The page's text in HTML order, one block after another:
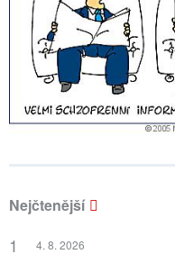
Nejčtenější
4. 8. 2026